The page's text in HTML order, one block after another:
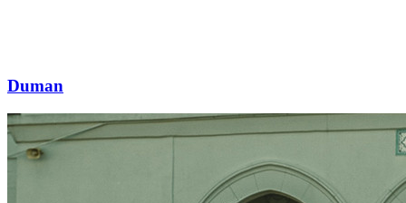
Duman